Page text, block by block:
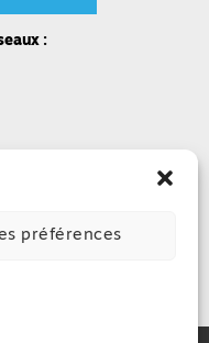
préférences
: